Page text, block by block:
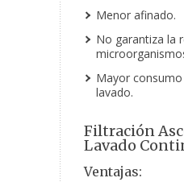
Menor afinado.
No garantiza la
Mayor
lavado.
Filtración
Lavado
Ventajas: